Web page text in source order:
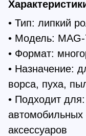
• Тип: липкий
• Модель:
• Формат:
• Назначение:
ворса, пуха,
• Подходит
автомобильных
аксессуаров